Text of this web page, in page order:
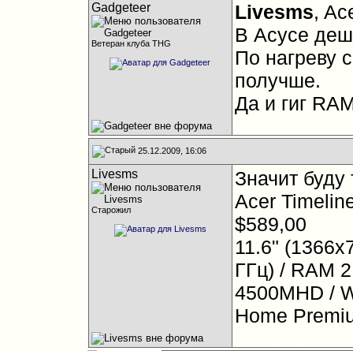
Gadgeteer
Ветеран клуба THG
Livesms,
В Асусе
По нагреву
получше.
Да и гиг
25.12.2009, 16:06
Livesms
Старожил
Значит буду
Acer
$589,00
11.6"
ГГц) / RAM
4500MHD /
Home